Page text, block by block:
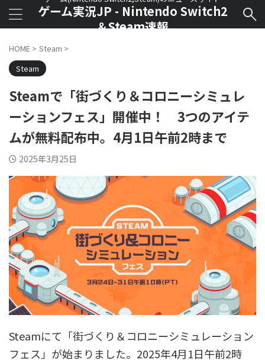
ゲーム実況JP - Nintendo Switch2
＆Steam速報
HOME > Steam >
Steam
Steamで「街づくり＆コロニーシミュレ
ーションフェス」開催中！ 3つのアイテ
ムが無料配布中。4月1日午前2時まで
2025年3月25日
Steamにて「街づくり＆コロニーシミュレーション
フェス」が始まりました。2025年4月1日午前2時